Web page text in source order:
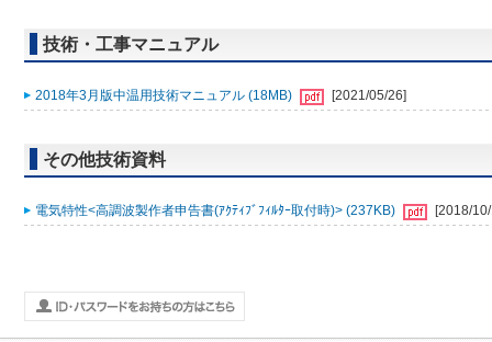
技術・工事マニュアル
2018年3月版中温用技術マニュアル (18MB) [2021/05/26]
その他技術資料
電気特性<高調波製作者申告書(ｱｸﾃｨﾌﾞﾌｨﾙﾀｰ取付時)> (237KB) [2018/